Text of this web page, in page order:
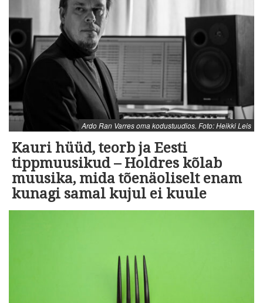
Ardo Ran Varres oma kodustuudios. Foto: Heikki Leis
Kauri hüüd, teorb ja Eesti
tippmuusikud – Holdres kõlab
muusika, mida tõenäoliselt enam
kunagi samal kujul ei kuule